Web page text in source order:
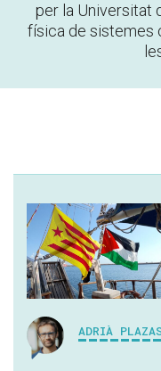
per la Universitat
física de sistemes
ADRIÀ